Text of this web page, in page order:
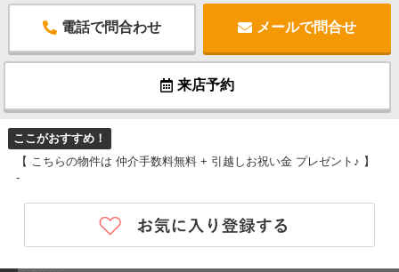
電話で問合わせ メールで問合せ
来店予約
ここがおすすめ！
【 こちらの物件は 仲介手数料無料 + 引越しお祝い金 プレゼント♪ 】
-